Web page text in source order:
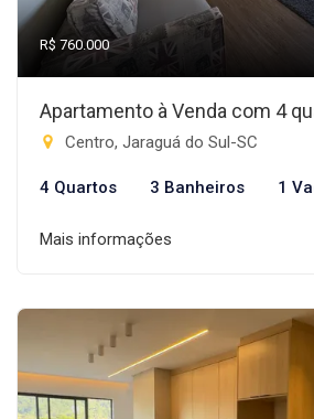
R$ 760.000
Apartamento à Venda com 4
Centro, Jaraguá do Sul-SC
4 Quartos 3 Banheiros 1
Mais informações